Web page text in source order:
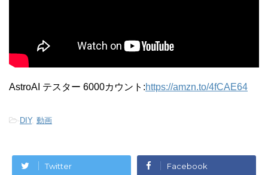
AstroAI テスター 6000カウント:https://amzn.to/4fCAE64
-DIY, 動画
Twitter Facebook